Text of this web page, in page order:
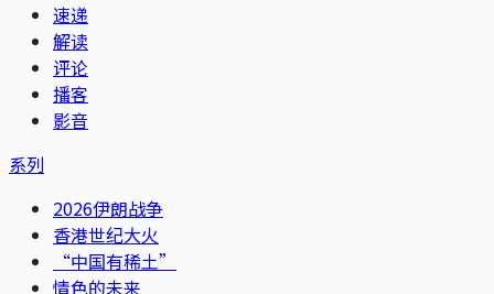
速递
解读
评论
播客
影音
系列
2026伊朗战争
香港世纪大火
“中国有稀土”
情色的未来